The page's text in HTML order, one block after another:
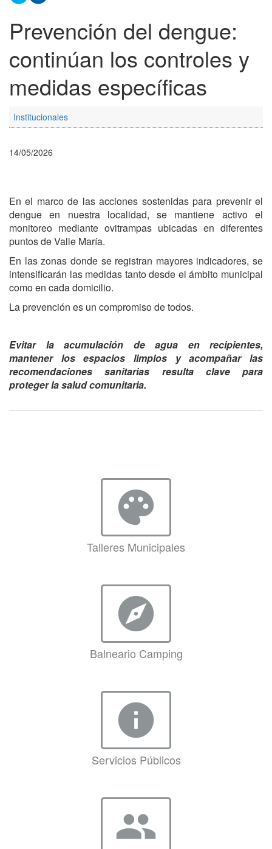
Prevención del dengue:
continúan los controles y
medidas específicas
Institucionales
14/05/2026
En el marco de las acciones sostenidas para prevenir el
dengue en nuestra localidad, se mantiene activo el
monitoreo mediante ovitrampas ubicadas en diferentes
puntos de Valle María.
En las zonas donde se registran mayores indicadores, se
intensificarán las medidas tanto desde el ámbito municipal
como en cada domicilio.
La prevención es un compromiso de todos.
Evitar la acumulación de agua en recipientes,
mantener los espacios limpios y acompañar las
recomendaciones sanitarias resulta clave para
proteger la salud comunitaria.
palette
Talleres Municipales
explore
Balneario Camping
info
Servicios Públicos
group